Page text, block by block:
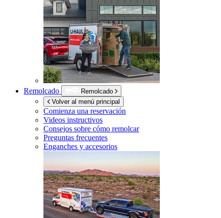
Remolcado
Remolcado
Volver al menú principal
Comienza una reservación
Videos instructivos
Consejos sobre cómo remolcar
Preguntas frecuentes
Enganches y accesorios